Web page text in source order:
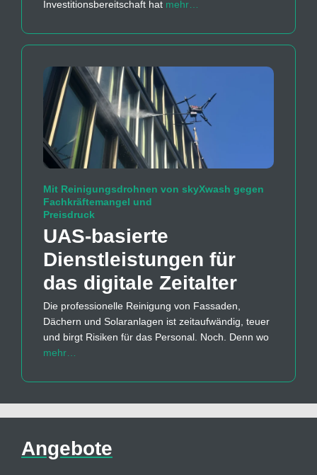
Investitionsbereitschaft hat mehr…
Mit Reinigungsdrohnen von skyXwash gegen
Fachkräftemangel und
Preisdruck
UAS-basierte
Dienstleistungen für
das digitale Zeitalter
Die professionelle Reinigung von Fassaden,
Dächern und Solaranlagen ist zeitaufwändig, teuer
und birgt Risiken für das Personal. Noch. Denn wo
mehr…
Angebote